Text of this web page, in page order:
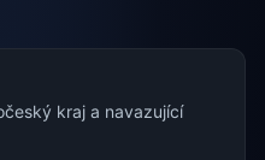
kraj a navazující